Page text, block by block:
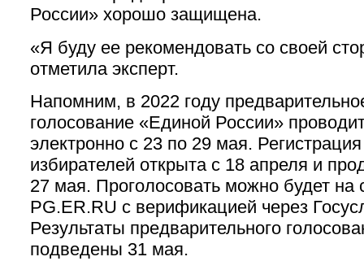
России» хорошо защищена.
«Я буду ее рекомендовать со своей
отметила эксперт.
Напомним, в 2022 году
голосование «Единой России»
электронно с 23 по 29 мая. Регистрация
избирателей открыта с 18 апреля и
27 мая. Проголосовать можно будет на
PG.ER.RU с верификацией через
Результаты предварительного
подведены 31 мая.